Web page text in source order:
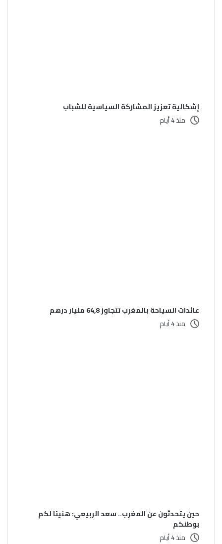
إشكالية تعزيز المشاركة السياسية للشباب
منذ 4 أيام
عائدات السياحة بالمغرب تتجاوز 64,8 مليار درهم
منذ 4 أيام
حين يتحدثون عن المغرب.. سعد الربيعي: هنيئا لكم
بوطنكم
منذ 4 أيام